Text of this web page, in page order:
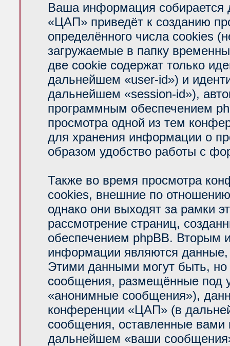
Ваша информация собирается
«ЦАП» приведёт к созданию
определённого числа cookies
загружаемые в папку
две cookie содержат только
дальнейшем «user-id») и
дальнейшем «session-id»),
программным обеспечением
просмотра одной из тем
для хранения информации о
образом удобство работы с
Также во время просмотра
cookies, внешние по
однако они выходят за рамки
рассмотрение страниц,
обеспечением phpBB. Вторым
информации являются
Этими данными могут быть,
сообщения, размещённые под
«анонимные сообщения»),
конференции «ЦАП» (в
сообщения, оставленные вами
дальнейшем «ваши